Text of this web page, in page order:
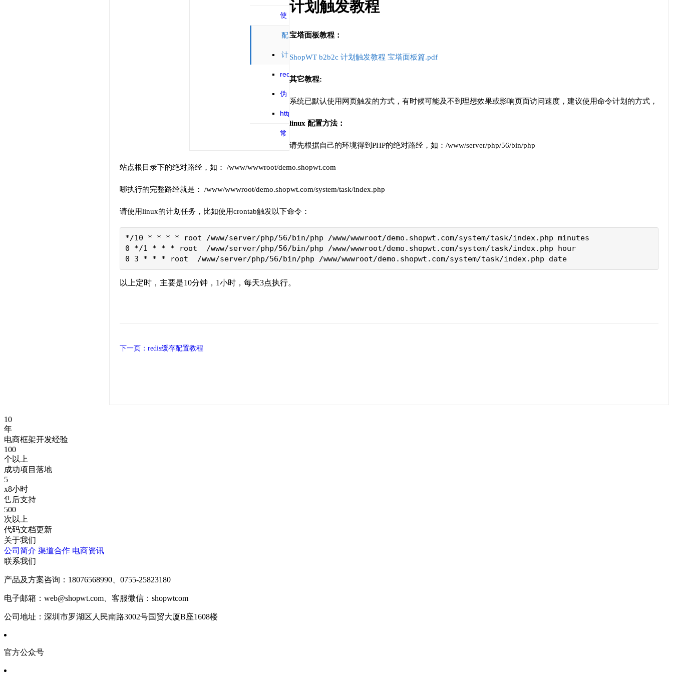
使
配
计
划触发教程redis
缓存配置教
伪
静态配置教https
常
计划触发教程
宝塔面板教程：
ShopWT b2b2c 计划触发教程 宝塔面板篇.pdf
其它教程:
系统已默认使用网页触发的方式，有时候可能及不到理想效果或影响页面访问速度，建议使用命令计划的方式，
linux 配置方法：
请先根据自己的环境得到PHP的绝对路经，如：/www/server/php/56/bin/php
站点根目录下的绝对路经，如： /www/wwwroot/demo.shopwt.com
哪执行的完整路经就是： /www/wwwroot/demo.shopwt.com/system/task/index.php
请使用linux的计划任务，比如使用crontab触发以下命令：
*/10 * * * * root /www/server/php/56/bin/php /www/wwwroot/demo.shopwt.com/system/task/index.php minutes
0 */1 * * * root  /www/server/php/56/bin/php /www/wwwroot/demo.shopwt.com/system/task/index.php hour
0 3 * * * root  /www/server/php/56/bin/php /www/wwwroot/demo.shopwt.com/system/task/index.php date
以上定时，主要是10分钟，1小时，每天3点执行。
下一页：redis缓存配置教程
10
年
电商框架开发经验
100
个以上
成功项目落地
5
x8小时
售后支持
500
次以上
代码文档更新
关于我们
公司简介 渠道合作 电商资讯
联系我们
产品及方案咨询： 18076568990、0755-25823180
电子邮箱： web@shopwt.com、客服微信：shopwtcom
公司地址： 深圳市罗湖区人民南路3002号国贸大厦B座1608楼
官方公众号